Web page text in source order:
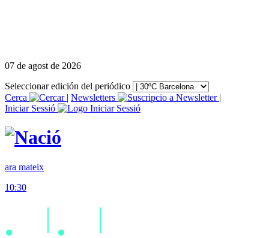
07 de agost de 2026
Seleccionar edición del periódico
Cerca
| Newsletters
|
Iniciar Sessió
ara mateix
10:30